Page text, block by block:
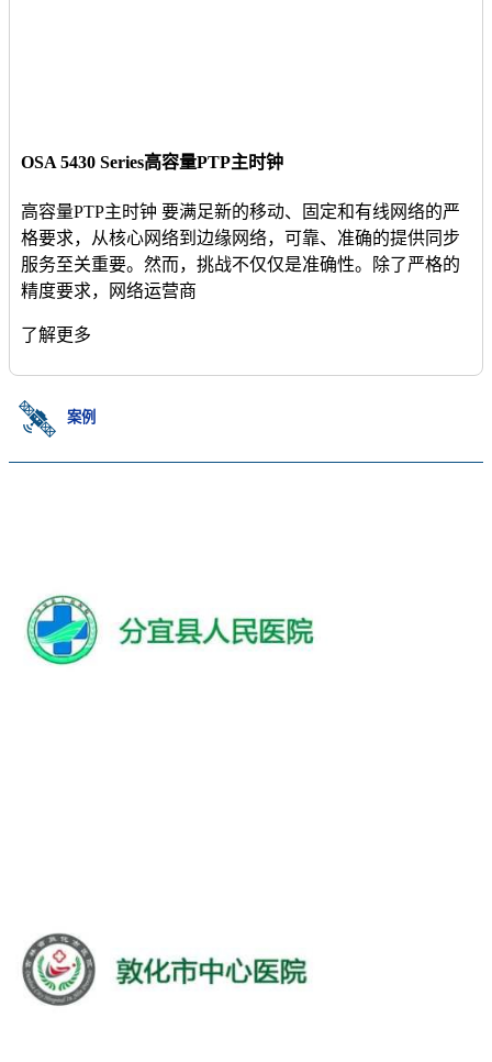
OSA 5430 Series高容量PTP主时钟
高容量PTP主时钟 要满足新的移动、固定和有线网络的严
格要求，从核心网络到边缘网络，可靠、准确的提供同步
服务至关重要。然而，挑战不仅仅是准确性。除了严格的
精度要求，网络运营商
了解更多
案例